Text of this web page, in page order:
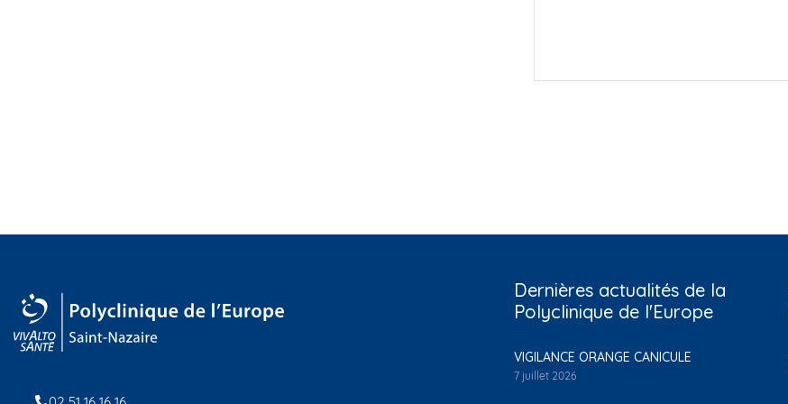
Dernières actualités de la
Polyclinique de l'Europe
VIGILANCE ORANGE CANICULE
7 juillet 2026